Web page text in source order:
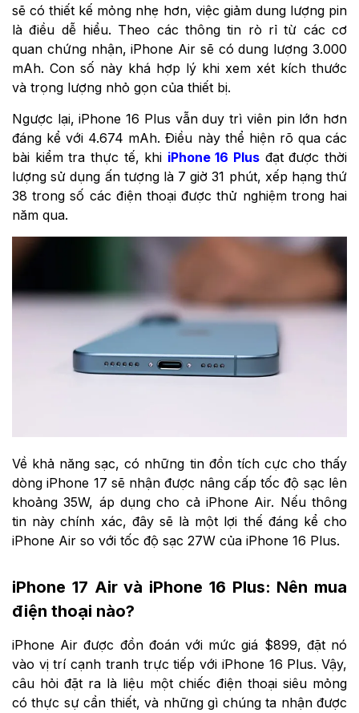
sẽ có thiết kế mỏng nhẹ hơn, việc giảm dung lượng pin
là điều dễ hiểu. Theo các thông tin rò rỉ từ các cơ
quan chứng nhận, iPhone Air sẽ có dung lượng 3.000
mAh. Con số này khá hợp lý khi xem xét kích thước
và trọng lượng nhỏ gọn của thiết bị.
Ngược lại, iPhone 16 Plus vẫn duy trì viên pin lớn hơn
đáng kể với 4.674 mAh. Điều này thể hiện rõ qua các
bài kiểm tra thực tế, khi iPhone 16 Plus đạt được thời
lượng sử dụng ấn tượng là 7 giờ 31 phút, xếp hạng thứ
38 trong số các điện thoại được thử nghiệm trong hai
năm qua.
Về khả năng sạc, có những tin đồn tích cực cho thấy
dòng iPhone 17 sẽ nhận được nâng cấp tốc độ sạc lên
khoảng 35W, áp dụng cho cả iPhone Air. Nếu thông
tin này chính xác, đây sẽ là một lợi thế đáng kể cho
iPhone Air so với tốc độ sạc 27W của iPhone 16 Plus.
iPhone 17 Air và iPhone 16 Plus: Nên mua
điện thoại nào?
iPhone Air được đồn đoán với mức giá $899, đặt nó
vào vị trí cạnh tranh trực tiếp với iPhone 16 Plus. Vậy,
câu hỏi đặt ra là liệu một chiếc điện thoại siêu mỏng
có thực sự cần thiết, và những gì chúng ta nhận được